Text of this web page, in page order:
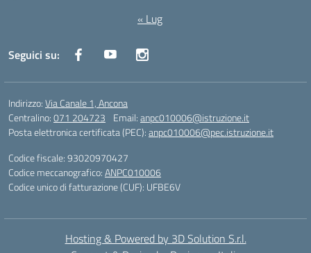
« Lug
Seguici su:
Indirizzo:Via Canale 1, Ancona
Centralino:071 204723 Email:anpc010006@istruzione.it
Posta elettronica certificata (PEC):anpc010006@pec.istruzione.it
Codice fiscale: 93020970427
Codice meccanografico:ANPC010006
Codice unico di fatturazione (CUF): UFBE6V
Hosting & Powered by 3D Solution S.r.l.